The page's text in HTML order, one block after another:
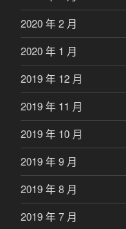
2020 年 2 月
2020 年 1 月
2019 年 12 月
2019 年 11 月
2019 年 10 月
2019 年 9 月
2019 年 8 月
2019 年 7 月